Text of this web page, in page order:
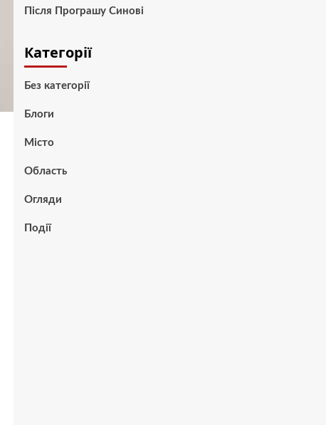
Після Програшу Синові
Категорії
Без категорії
Блоги
Місто
Область
Огляди
Події